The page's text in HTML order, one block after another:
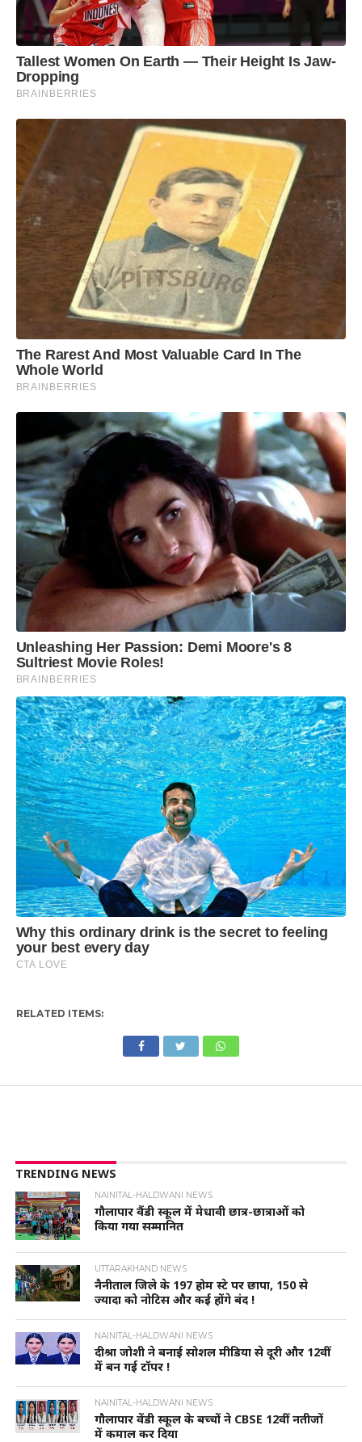
RELATED ITEMS:
TRENDING NEWS
NAINITAL-HALDWANI NEWS
गौलापार वैंडी स्कूल में मेधावी छात्र-छात्राओं को
किया गया सम्मानित
UTTARAKHAND NEWS
नैनीताल जिले के 197 होम स्टे पर छापा, 150 से
ज्यादा को नोटिस और कई होंगे बंद !
NAINITAL-HALDWANI NEWS
दीश्रा जोशी ने बनाई सोशल मीडिया से दूरी और 12वीं
में बन गई टॉपर !
NAINITAL-HALDWANI NEWS
गौलापार वेंडी स्कूल के बच्चों ने CBSE 12वीं नतीजों
में कमाल कर दिया